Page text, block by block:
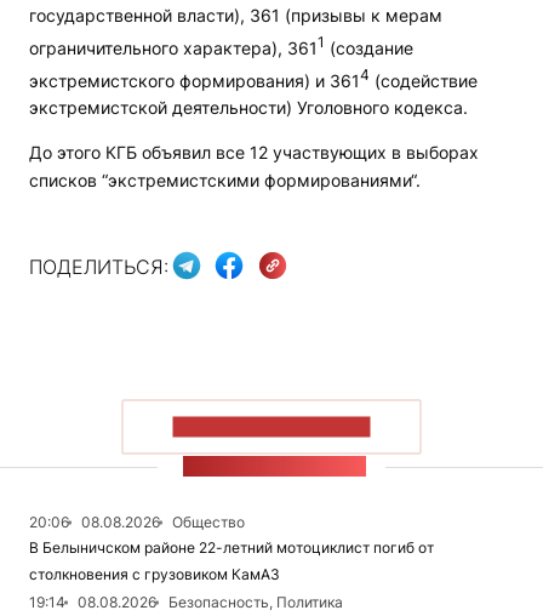
государственной власти), 361 (призывы к мерам
ограничительного характера), 3611 (создание
экстремистского формирования) и 3614 (содействие
экстремистской деятельности) Уголовного кодекса.
До этого КГБ объявил все 12 участвующих в выборах
списков “экстремистскими формированиями“.
ПОДЕЛИТЬСЯ:
20:06 08.08.2026
Общество
В Белыничском районе 22-летний мотоциклист погиб от
столкновения с грузовиком КамАЗ
19:14
08.08.2026 Безопасность, Политика